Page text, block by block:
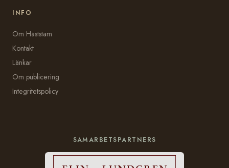
INFO
Om Häststam
Kontakt
Länkar
Om publicering
Integritetspolicy
SAMARBETSPARTNERS